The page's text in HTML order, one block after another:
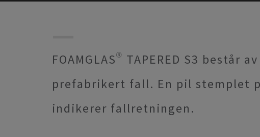
FOAMGLAS® TAPERED S3 består
prefabrikert fall. En pil stemplet
indikerer fallretningen.